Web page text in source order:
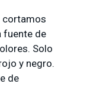
cortamos
fuente de
Solo
y negro.
de